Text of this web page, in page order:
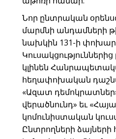
Նոր ընտրական
մարմնի անդամների
նախկին 131-ի
կլինեն
հեղափոխական
«Ազատ
վերածնունդ» եւ
կոմունիստական
Ընտրողների